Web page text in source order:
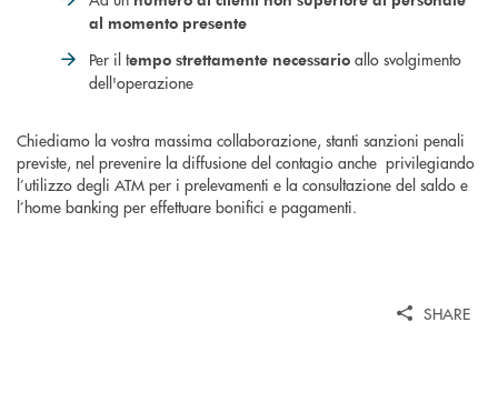
al momento presente
Per il tempo strettamente necessario allo svolgimento
dell'operazione
Chiediamo la vostra massima collaborazione, stanti sanzioni penali
previste, nel prevenire la diffusione del contagio anche privilegiando
l’utilizzo degli ATM per i prelevamenti e la consultazione del saldo e
l’home banking per effettuare bonifici e pagamenti.
SHARE